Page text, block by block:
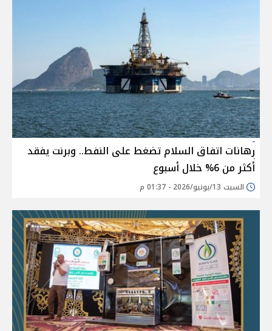
رهانات اتفاق السلام تضغط على النفط.. وبرنت يفقد
أكثر من 6% خلال أسبوع
السبت 13/يونيو/2026 - 01:37 م